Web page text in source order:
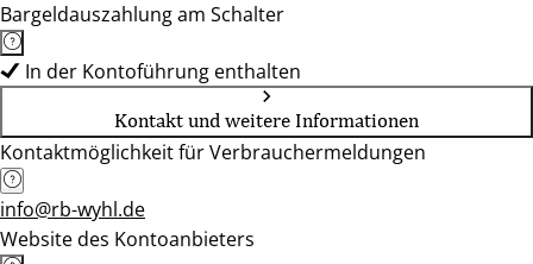
Bargeldauszahlung am Schalter
In der Kontoführung enthalten
Kontakt und weitere Informationen
Kontaktmöglichkeit für Verbrauchermeldungen
info@rb-wyhl.de
Website des Kontoanbieters